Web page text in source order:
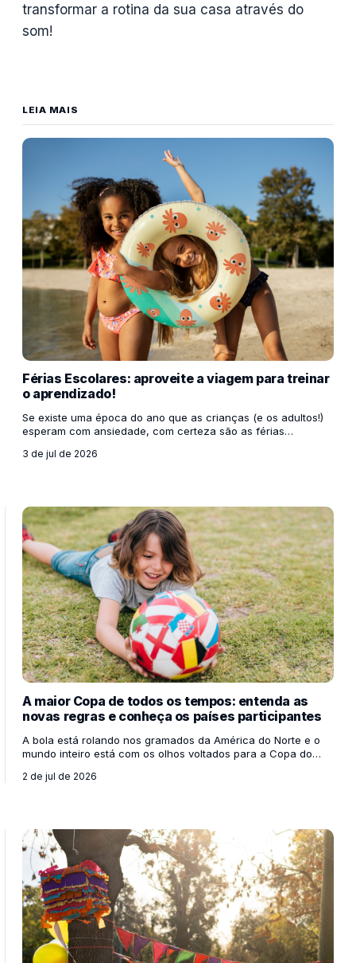
transformar a rotina da sua casa através do
som!
LEIA MAIS
Férias Escolares: aproveite a viagem para treinar
o aprendizado!
Se existe uma época do ano que as crianças (e os adultos!)
esperam com ansiedade, com certeza são as férias
esquecer o despertador por uns dias, se divertir e, acima de
oportunidade ideal para mostrar aos nossos filhos que o
aprendizado não acontece apenas olhando para a lous
3 de jul de 2026
A maior Copa de todos os tempos: entenda as
novas regras e conheça os países participantes
A bola está rolando nos gramados da América do Norte e o
mundo inteiro está com os olhos voltados para a Copa do
vizinhos — Estados Unidos, México e Canadá —, esta edição
mundo, mapas, bandeiras e diferentes culturas. Mas você
sabe por que esta Copa é tão diferente de
2 de jul de 2026